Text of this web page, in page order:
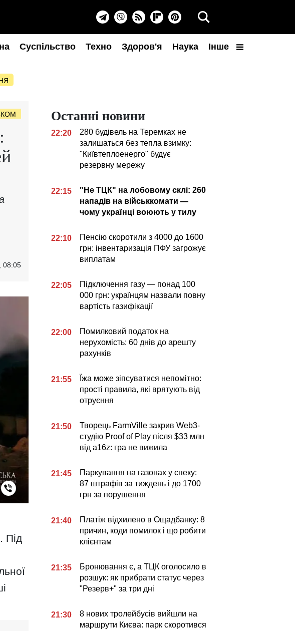
Суспільство Техно Здоров'я Наука Інше
08:05
Під
Останні новини
22:20
280 будівель на Теремках не
залишаться без тепла взимку:
"Київтеплоенерго" будує
резервну мережу
22:15
"Не ТЦК" на лобовому склі: 260
нападів на військкомати —
чому українці воюють у тилу
22:10
Пенсію скоротили з 4000 до 1600
грн: інвентаризація ПФУ загрожує
виплатам
22:05
Підключення газу — понад 100
000 грн: українцям назвали повну
вартість газифікації
22:00
Помилковий податок на
нерухомість: 60 днів до арешту
рахунків
21:55
Їжа може зіпсуватися непомітно:
прості правила, які врятують від
отруєння
21:50
Творець FarmVille закрив Web3-
студію Proof of Play після $33 млн
від a16z: гра не вижила
21:45
Паркування на газонах у спеку:
87 штрафів за тиждень і до 1700
грн за порушення
21:40
Платіж відхилено в Ощадбанку: 8
причин, коди помилок і що робити
клієнтам
21:35
Бронювання є, а ТЦК оголосило в
розшук: як прибрати статус через
"Резерв+" за три дні
21:30
8 нових тролейбусів вийшли на
маршрути Києва: парк скоротився